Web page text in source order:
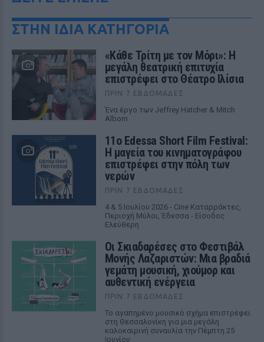
ΣΤΗΝ ΙΔΙΑ ΚΑΤΗΓΟΡΙΑ
«Κάθε Τρίτη με τον Μόρι»: Η
μεγάλη θεατρική επιτυχία
επιστρέφει στο Θέατρο Ιλίσια
ΠΡΙΝ 7 ΕΒΔΟΜΆΔΕΣ
Ένα έργο των Jeffrey Hatcher & Mitch
Albom
11ο Edessa Short Film Festival:
Η μαγεία του κινηματογράφου
επιστρέφει στην πόλη των
νερών
ΠΡΙΝ 7 ΕΒΔΟΜΆΔΕΣ
4 & 5 Ιουλίου 2026 - Cine Καταρράκτες,
Περιοχή Μύλοι, Έδεσσα - Είσοδος
Ελεύθερη
Οι Σκιαδαρέσες στο Φεστιβάλ
Μονής Λαζαριστών: Μια βραδιά
γεμάτη μουσική, χιούμορ και
αυθεντική ενέργεια
ΠΡΙΝ 7 ΕΒΔΟΜΆΔΕΣ
Το αγαπημένο μουσικό σχήμα επιστρέφει
στη Θεσσαλονίκη για μια μεγάλη
καλοκαιρινή συναυλία την Πέμπτη 25
Ιουνίου